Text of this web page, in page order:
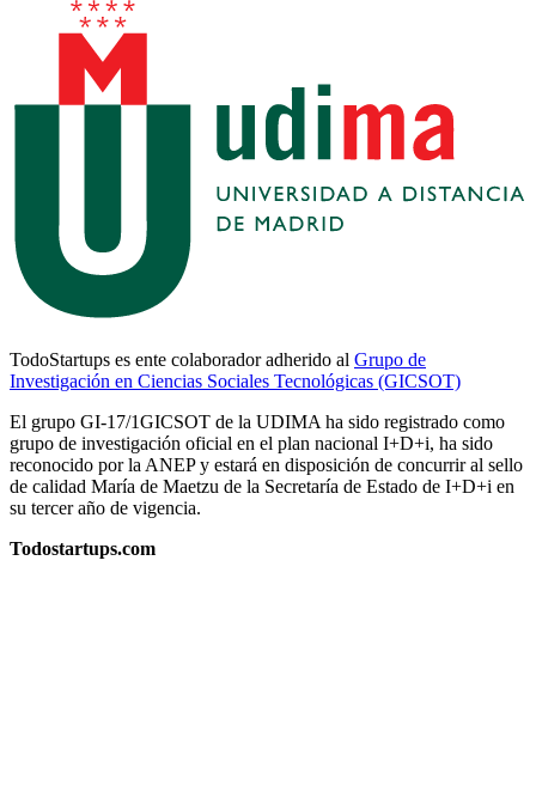
TodoStartups es ente colaborador adherido al Grupo de
Investigación en Ciencias Sociales Tecnológicas (GICSOT)
El grupo GI-17/1GICSOT de la UDIMA ha sido registrado como
grupo de investigación oficial en el plan nacional I+D+i, ha sido
reconocido por la ANEP y estará en disposición de concurrir al sello
de calidad María de Maetzu de la Secretaría de Estado de I+D+i en
su tercer año de vigencia.
Todostartups.com